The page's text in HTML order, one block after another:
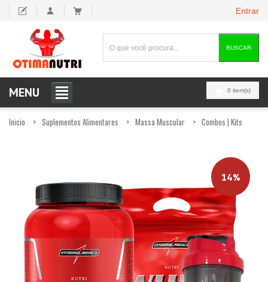
Entrar
BUSCAR
0 item(s)
MENU
Inicio Suplementos Alimentares Massa Muscular Combos | Kits
14%